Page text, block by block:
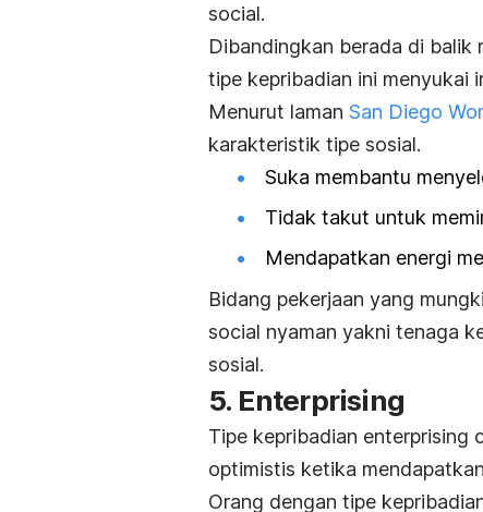
social.
Dibandingkan berada di balik
tipe kepribadian ini menyukai
Menurut laman San Diego
karakteristik tipe sosial.
Suka membantu
Tidak takut untuk
Mendapatkan energi
Bidang pekerjaan yang
social nyaman yakni tenaga
sosial.
5. Enterprising
Tipe kepribadian enterprising
optimistis ketika
Orang dengan tipe